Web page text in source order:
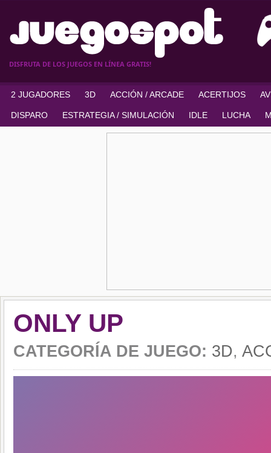
DISFRUTA DE LOS JUEGOS EN LÍNEA GRATIS!
2 JUGADORES 3D ACCIÓN / ARCADE ACERTIJOS
DISPARO ESTRATEGIA / SIMULACIÓN IDLE LUCHA
ONLY UP
CATEGORÍA DE JUEGO: 3D,